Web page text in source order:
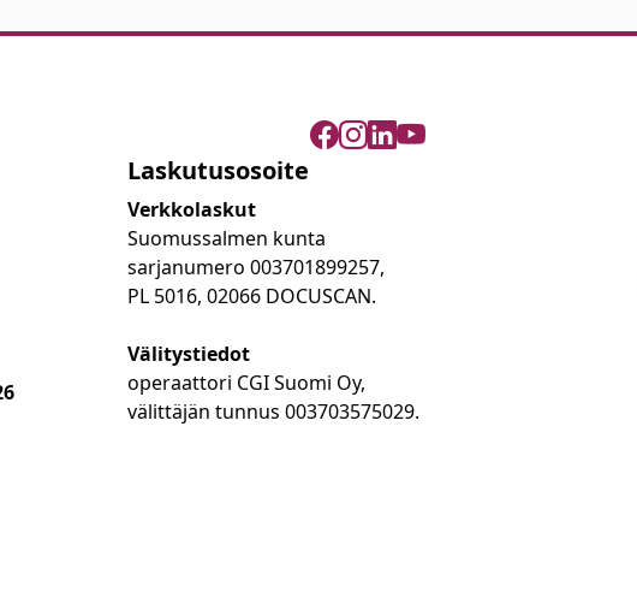
Laskutusosoite
Verkkolaskut
Suomussalmen kunta
sarjanumero 003701899257,
PL 5016, 02066 DOCUSCAN.
Välitystiedot
operaattori CGI Suomi Oy,
välittäjän tunnus 003703575029.